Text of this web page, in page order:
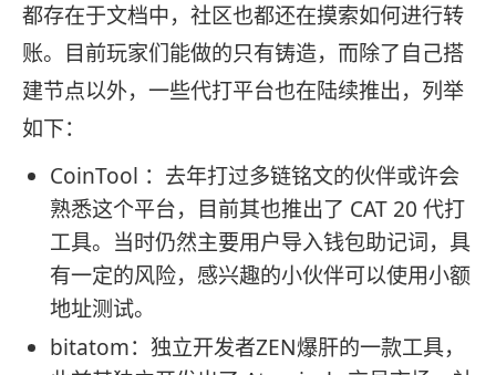
都存在于文档中，社区也都还在摸索如何进行转
账。目前玩家们能做的只有铸造，而除了自己搭
建节点以外，一些代打平台也在陆续推出，列举
如下：
CoinTool ：去年打过多链铭文的伙伴或许会
熟悉这个平台，目前其也推出了 CAT 20 代打
工具。当时仍然主要用户导入钱包助记词，具
有一定的风险，感兴趣的小伙伴可以使用小额
地址测试。
bitatom：独立开发者ZEN爆肝的一款工具，